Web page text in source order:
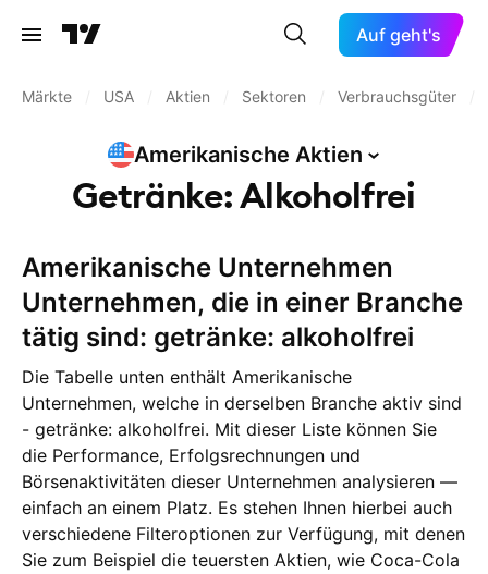
Auf geht's
Märkte USA Aktien Sektoren Verbrauchsgüter
Amerikanische Aktien
Getränke: Alkoholfrei
Amerikanische Unternehmen
Unternehmen, die in einer Branche
tätig sind: getränke: alkoholfrei
Die Tabelle unten enthält Amerikanische
Unternehmen, welche in derselben Branche aktiv sind
- getränke: alkoholfrei. Mit dieser Liste können Sie
die Performance, Erfolgsrechnungen und
Börsenaktivitäten dieser Unternehmen analysieren —
einfach an einem Platz. Es stehen Ihnen hierbei auch
verschiedene Filteroptionen zur Verfügung, mit denen
Sie zum Beispiel die teuersten Aktien, wie Coca-Cola